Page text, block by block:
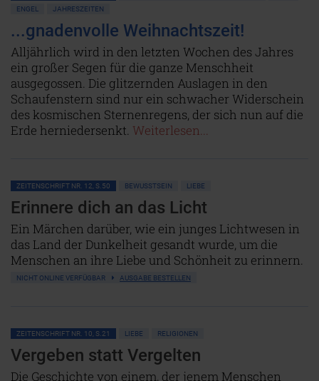
ENGEL
JAHRESZEITEN
...gnadenvolle Weihnachtszeit!
Alljährlich wird in den letzten Wochen des Jahres
ein großer Segen für die ganze Menschheit
ausgegossen. Die glitzernden Auslagen in den
Schaufenstern sind nur ein schwacher Widerschein
des kosmischen Sternenregens, der sich nun auf die
Erde herniedersenkt. Weiterlesen...
ZEITENSCHRIFT NR. 12, S.50 BEWUSSTSEIN LIEBE
Erinnere dich an das Licht
Ein Märchen darüber, wie ein junges Lichtwesen in
das Land der Dunkelheit gesandt wurde, um die
Menschen an ihre Liebe und Schönheit zu erinnern.
NICHT ONLINE VERFÜGBAR AUSGABE BESTELLEN
ZEITENSCHRIFT NR. 10, S.21 LIEBE RELIGIONEN
Vergeben statt Vergelten
Die Geschichte von einem, der jenem Menschen